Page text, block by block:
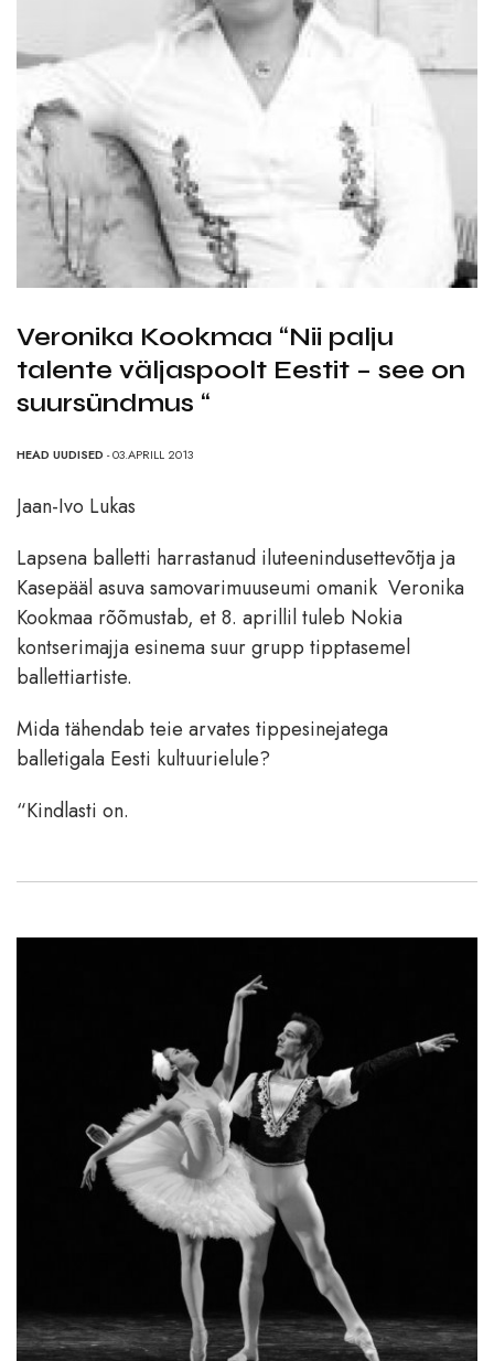
Veronika Kookmaa “Nii palju
talente väljaspoolt Eestit – see on
suursündmus “
HEAD UUDISED - 03.APRILL 2013
Jaan-Ivo Lukas
Lapsena balletti harrastanud iluteenindusettevõtja ja
Kasepääl asuva samovarimuuseumi omanik Veronika
Kookmaa rõõmustab, et 8. aprillil tuleb Nokia
kontserimajja esinema suur grupp tipptasemel
ballettiartiste.
Mida tähendab teie arvates tippesinejatega
balletigala Eesti kultuurielule?
“Kindlasti on.